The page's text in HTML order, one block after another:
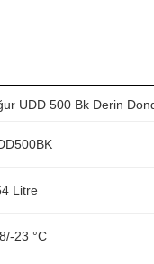
UDD 500 Bk Derin
Litre
23 °C